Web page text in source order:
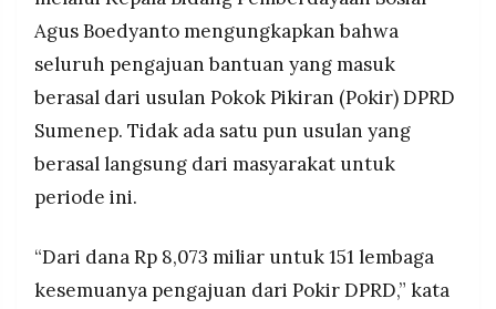
PT.
MEDIA
PRAMUDITA
Agus Boedyanto mengungkapkan bahwa
seluruh pengajuan bantuan yang masuk
berasal dari usulan Pokok Pikiran (Pokir) DPRD
Sumenep. Tidak ada satu pun usulan yang
berasal langsung dari masyarakat untuk
periode ini.
“Dari dana Rp 8,073 miliar untuk 151 lembaga
kesemuanya pengajuan dari Pokir DPRD,” kata